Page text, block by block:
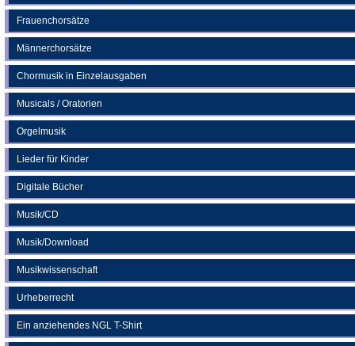
Frauenchorsätze
Männerchorsätze
Chormusik in Einzelausgaben
Musicals / Oratorien
Orgelmusik
Lieder für Kinder
Digitale Bücher
Musik/CD
Musik/Download
Musikwissenschaft
Urheberrecht
Ein anziehendes NGL T-Shirt